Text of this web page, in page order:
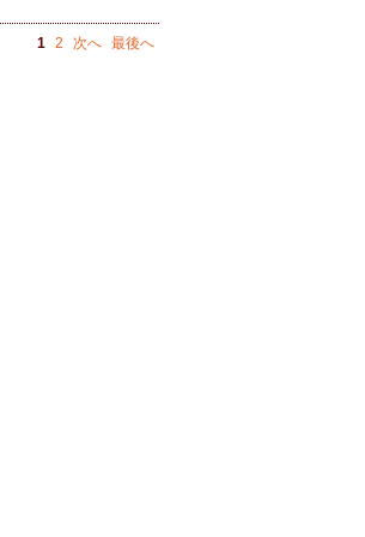
1 2 次へ 最後へ